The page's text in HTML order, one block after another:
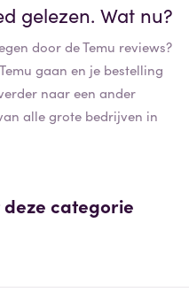
gelezen. Wat nu?
door deTemu reviews?
Temu gaan en je bestelling
naar een ander
alle grote bedrijven in
categorie